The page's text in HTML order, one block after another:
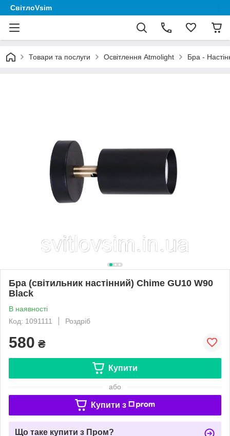
СвітлоVsim
Товари та послуги Освітлення Аtmolight Бра -
Бра (світильник настінний) Chime GU10 W90
Black
В наявності
Код: 1091111
Роздріб
580 ₴
Купити
або
Купити з
Що таке купити з Пром?